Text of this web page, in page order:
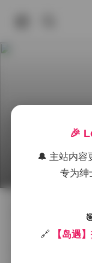
岛遇 抖音是是
2026年6月30日
岛遇这个系列一
上的“是是是佩恩
在这套437张照
🎉
🔔 主站内容
专为
🔗
【岛遇